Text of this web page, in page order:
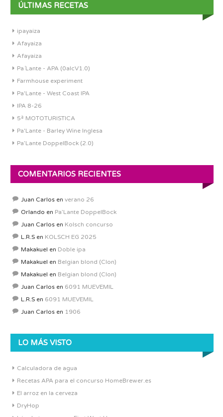
ÚLTIMAS RECETAS
ipayaiza
Afayaiza
Afayaiza
Pa´Lante - APA (0alcV1.0)
Farmhouse experiment
Pa'Lante - West Coast IPA
IPA 8-26
5ª MOTOTURISTICA
Pa'Lante - Barley Wine Inglesa
Pa’Lante DoppelBock (2.0)
COMENTARIOS RECIENTES
Juan Carlos en verano 26
Orlando en Pa’Lante DoppelBock
Juan Carlos en Kolsch concurso
L.R.S en KOLSCH EG 2025
Makakuel en Doble ipa
Makakuel en Belgian blond (Clon)
Makakuel en Belgian blond (Clon)
Juan Carlos en 6091 MUEVEMIL
L.R.S en 6091 MUEVEMIL
Juan Carlos en 1906
LO MÁS VISTO
Calculadora de agua
Recetas APA para el concurso HomeBrewer.es
El arroz en la cerveza
DryHop